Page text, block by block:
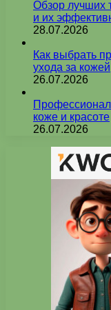
Обзор лучших
и их
28.07.2026
Как выбрать
ухода за кожей
26.07.2026
коже и красоте
26.07.2026